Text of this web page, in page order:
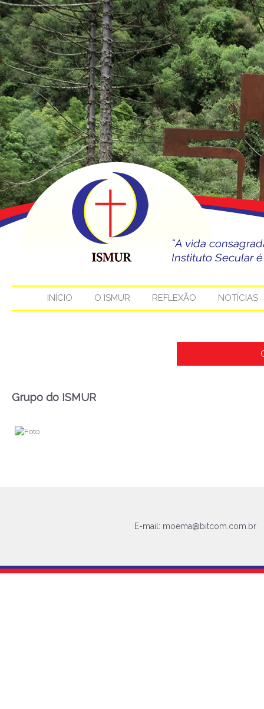
INÍCIO O ISMUR REFLEXÃO NOTÍCIAS
Grupo do ISMUR
E-mail: moema@bitcom.com.br